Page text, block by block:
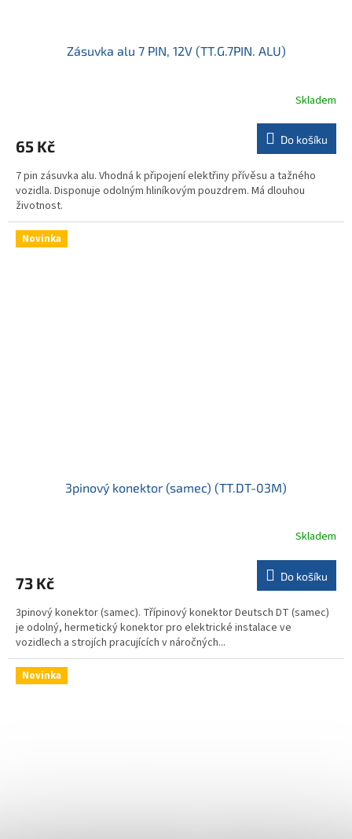
Zásuvka alu 7 PIN, 12V (TT.G.7PIN. ALU)
Skladem
65 Kč Do košíku
7 pin zásuvka alu. Vhodná k připojení elektřiny přívěsu a tažného
vozidla. Disponuje odolným hliníkovým pouzdrem. Má dlouhou
životnost.
Novinka
3pinový konektor (samec) (TT.DT-03M)
Skladem
73 Kč Do košíku
3pinový konektor (samec). Třípinový konektor Deutsch DT (samec)
je odolný, hermetický konektor pro elektrické instalace ve
vozidlech a strojích pracujících v náročných...
Novinka